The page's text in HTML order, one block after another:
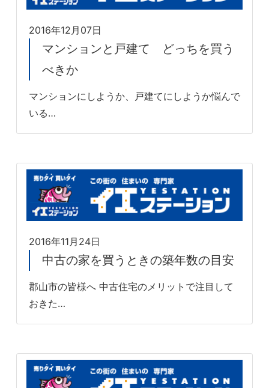
2016年12月07日
マンションと戸建て どっちを買う
べきか
マンションにしようか、戸建てにしようか悩んで
いる…
2016年11月24日
中古の家を買うときの築年数の目安
郡山市の皆様へ 中古住宅のメリットで注目して
おきた…